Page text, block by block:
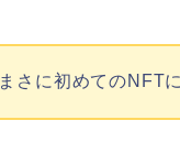
まさに初めてのNFT